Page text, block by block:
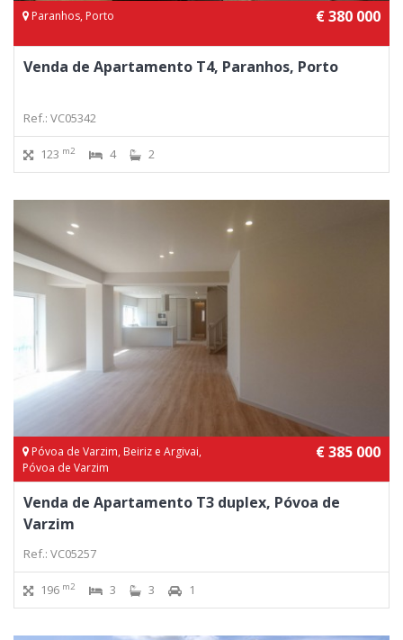
Paranhos, Porto € 380 000
Venda de Apartamento T4, Paranhos, Porto
Ref.: VC05342
123 m2 4 2
Póvoa de Varzim, Beiriz e Argivai,
Póvoa de Varzim
€ 385 000
Venda de Apartamento T3 duplex, Póvoa de
Varzim
Ref.: VC05257
196 m2 3 3 1